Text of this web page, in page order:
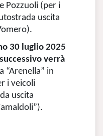
Pozzuoli (per i
uscita
30 luglio 2025
verrà
“Arenella” in
i veicoli
uscita